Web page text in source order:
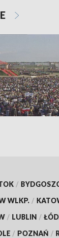
/
WLKP. /
/ LUBLIN /
/ POZNAŃ /